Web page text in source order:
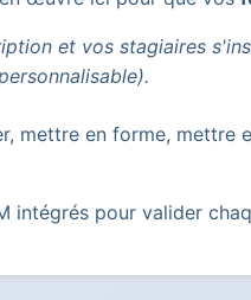
et vos stagiaires
mettre en forme, mettre
intégrés pour valider